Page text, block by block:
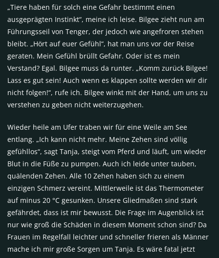
„Tiere haben für solch eine Gefahr bestimmt einen
ausgeprägten Instinkt“, meine ich leise. Bilgee zieht nun am
Führungsseil von Tenger, der jedoch wie angefroren stehen
bleibt. „Hört auf euer Gefühl“, hat man uns vor der Reise
geraten. Mein Gefühl brüllt Gefahr. Oder ist es mein
Verstand? Egal. Bilgee muss da runter. „Komm zurück Bilgee!
Lass es gut sein! Auch wenn es klappen sollte werden wir dir
nicht folgen!“, rufe ich. Bilgee winkt mit der Hand, um uns zu
verstehen zu geben nicht weiterzugehen.
Wieder heile am Ufer traben wir für eine Weile am See
entlang. „Ich kann nicht mehr. Meine Zehen sind völlig
gefühllos“, sagt Tanja, steigt vom Pferd und läuft, um wieder
Blut in die Füße zu pumpen. Auch ich leide unter tauben,
quälenden Zehen. Alle 10 Zehen haben sich zu einem
einzigen Schmerz vereint. Mittlerweile ist das Thermometer
auf minus 20 °C gesunken. Unsere Gliedmaßen sind stark
gefährdet, dass ist mir bewusst. Die Frage im Augenblick ist
nur wie groß die Schäden in diesem Moment schon sind? Da
Frauen im Regelfall leichter und schneller frieren als Männer
mache ich mir große Sorgen um Tanja. Es wäre fatal jetzt